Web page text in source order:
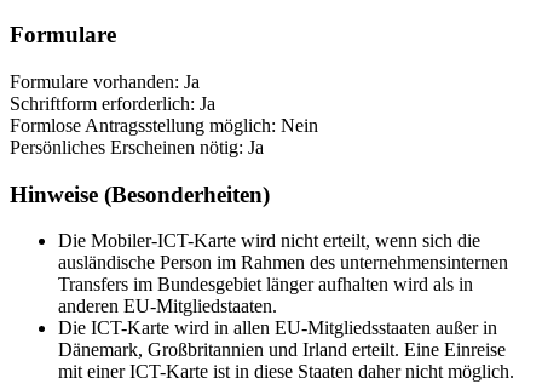
Formulare
Formulare vorhanden: Ja
Schriftform erforderlich: Ja
Formlose Antragsstellung möglich: Nein
Persönliches Erscheinen nötig: Ja
Hinweise (Besonderheiten)
Die Mobiler-ICT-Karte wird nicht erteilt, wenn sich die
ausländische Person im Rahmen des unternehmensinternen
Transfers im Bundesgebiet länger aufhalten wird als in
anderen EU-Mitgliedstaaten.
Die ICT-Karte wird in allen EU-Mitgliedsstaaten außer in
Dänemark, Großbritannien und Irland erteilt. Eine Einreise
mit einer ICT-Karte ist in diese Staaten daher nicht möglich.